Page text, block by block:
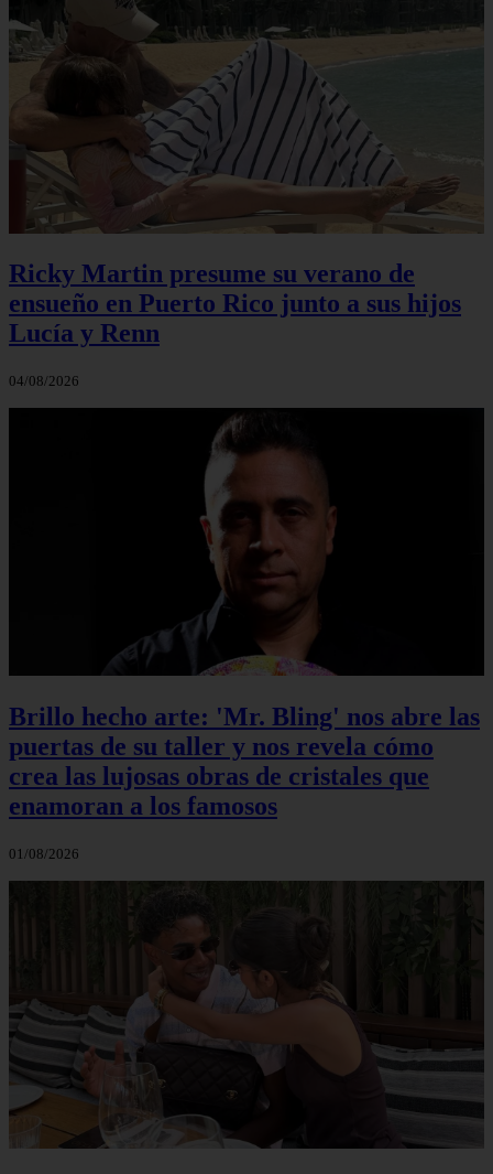
Ricky Martin presume su verano de
ensueño en Puerto Rico junto a sus hijos
Lucía y Renn
04/08/2026
Brillo hecho arte: 'Mr. Bling' nos abre las
puertas de su taller y nos revela cómo
crea las lujosas obras de cristales que
enamoran a los famosos
01/08/2026